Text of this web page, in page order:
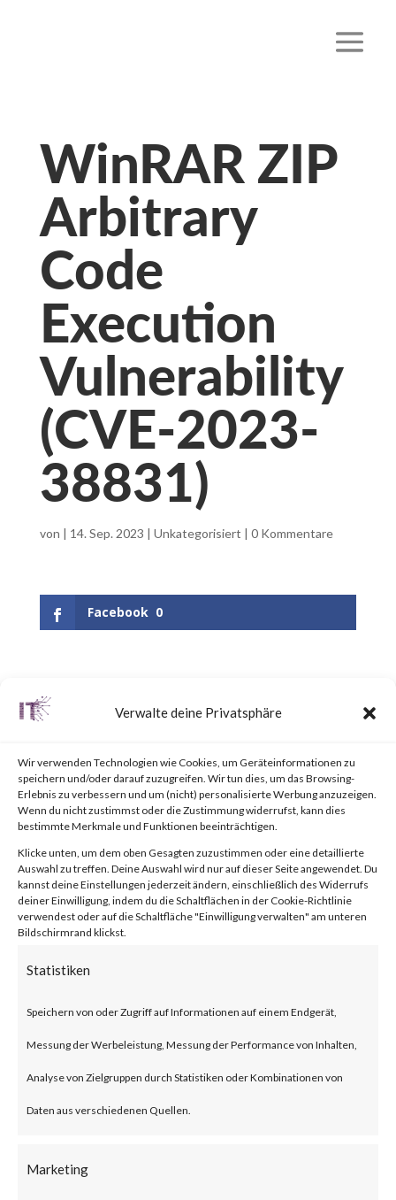
Verwalte deine Privatsphäre
Wir verwenden Technologien wie Cookies, um Geräteinformationen zu
speichern und/oder darauf zuzugreifen. Wir tun dies, um das Browsing-
Erlebnis zu verbessern und um (nicht) personalisierte Werbung anzuzeigen.
Wenn du nicht zustimmst oder die Zustimmung widerrufst, kann dies
bestimmte Merkmale und Funktionen beeinträchtigen.
Klicke unten, um dem oben Gesagten zuzustimmen oder eine detaillierte
Auswahl zu treffen. Deine Auswahl wird nur auf dieser Seite angewendet. Du
kannst deine Einstellungen jederzeit ändern, einschließlich des Widerrufs
deiner Einwilligung, indem du die Schaltflächen in der Cookie-Richtlinie
verwendest oder auf die Schaltfläche "Einwilligung verwalten" am unteren
Bildschirmrand klickst.
Statistiken
Speichern von oder Zugriff auf Informationen auf einem Endgerät,
Messung der Werbeleistung, Messung der Performance von Inhalten,
Analyse von Zielgruppen durch Statistiken oder Kombinationen von
Daten aus verschiedenen Quellen.
Marketing
WinRAR ZIP
Arbitrary
Code
Execution
Vulnerability
(CVE-2023-
38831)
von | 14. Sep. 2023 | Unkategorisiert | 0 Kommentare
Facebook 0
What is WinRAR?
for file
compression/decompression
and archive management.
What is the Attack?
vulnerability that affects
WinRAR before version 6.23.
The vulnerability allows threat
actors to create a zip file that
the same filename. Opening